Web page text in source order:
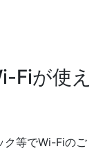
Fiが使え
ク等でWi-Fiのご